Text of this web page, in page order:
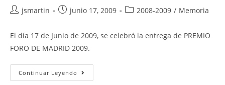
Autor
la
entrada:
jsmartin
Publicación
la
entrada:
junio 17, 2009
Categoría
la
entrada:
2008-2009 / Memoria
El día 17 de Junio de 2009, se celebró la entrega de PREMIO
FORO DE MADRID 2009.
Continuar Leyendo Entrega
Del